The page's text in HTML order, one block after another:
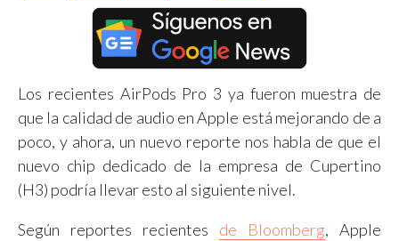
Los recientes AirPods Pro 3 ya fueron muestra de
que la calidad de audio en Apple está mejorando de a
poco, y ahora, un nuevo reporte nos habla de que el
nuevo chip dedicado de la empresa de Cupertino
(H3) podría llevar esto al siguiente nivel.
Según reportes recientes de Bloomberg, Apple